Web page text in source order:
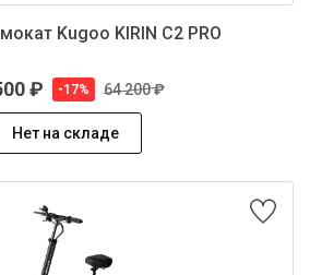
Kugoo KIRIN C2 PRO
₽ -17% 64 200 ₽
Нет на складе